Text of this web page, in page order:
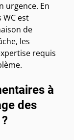
urgence. En
est
de
les
requis
à
des